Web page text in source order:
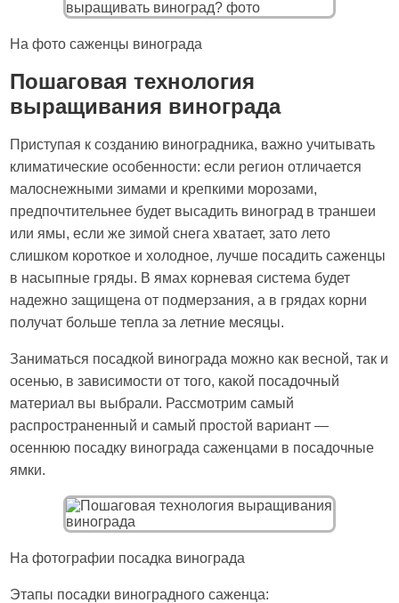
На фото саженцы винограда
Пошаговая технология
выращивания винограда
Приступая к созданию виноградника, важно учитывать
климатические особенности: если регион отличается
малоснежными зимами и крепкими морозами,
предпочтительнее будет высадить виноград в траншеи
или ямы, если же зимой снега хватает, зато лето
слишком короткое и холодное, лучше посадить саженцы
в насыпные гряды. В ямах корневая система будет
надежно защищена от подмерзания, а в грядах корни
получат больше тепла за летние месяцы.
Заниматься посадкой винограда можно как весной, так и
осенью, в зависимости от того, какой посадочный
материал вы выбрали. Рассмотрим самый
распространенный и самый простой вариант —
осеннюю посадку винограда саженцами в посадочные
ямки.
На фотографии посадка винограда
Этапы посадки виноградного саженца: